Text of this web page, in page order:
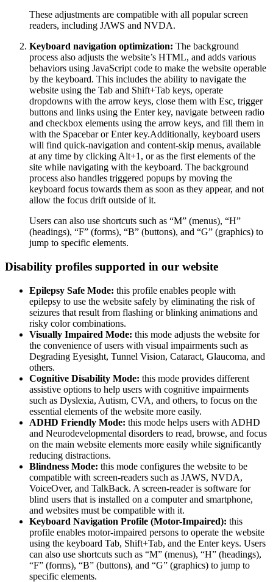
These adjustments are compatible with all popular screen
readers, including JAWS and NVDA.
Keyboard navigation optimization: The background
process also adjusts the website’s HTML, and adds various
behaviors using JavaScript code to make the website operable
by the keyboard. This includes the ability to navigate the
website using the Tab and Shift+Tab keys, operate
dropdowns with the arrow keys, close them with Esc, trigger
buttons and links using the Enter key, navigate between radio
and checkbox elements using the arrow keys, and fill them in
with the Spacebar or Enter key.Additionally, keyboard users
will find quick-navigation and content-skip menus, available
at any time by clicking Alt+1, or as the first elements of the
site while navigating with the keyboard. The background
process also handles triggered popups by moving the
keyboard focus towards them as soon as they appear, and not
allow the focus drift outside of it.
Users can also use shortcuts such as “M” (menus), “H”
(headings), “F” (forms), “B” (buttons), and “G” (graphics) to
jump to specific elements.
Disability profiles supported in our website
Epilepsy Safe Mode: this profile enables people with
epilepsy to use the website safely by eliminating the risk of
seizures that result from flashing or blinking animations and
risky color combinations.
Visually Impaired Mode: this mode adjusts the website for
the convenience of users with visual impairments such as
Degrading Eyesight, Tunnel Vision, Cataract, Glaucoma, and
others.
Cognitive Disability Mode: this mode provides different
assistive options to help users with cognitive impairments
such as Dyslexia, Autism, CVA, and others, to focus on the
essential elements of the website more easily.
ADHD Friendly Mode: this mode helps users with ADHD
and Neurodevelopmental disorders to read, browse, and focus
on the main website elements more easily while significantly
reducing distractions.
Blindness Mode: this mode configures the website to be
compatible with screen-readers such as JAWS, NVDA,
VoiceOver, and TalkBack. A screen-reader is software for
blind users that is installed on a computer and smartphone,
and websites must be compatible with it.
Keyboard Navigation Profile (Motor-Impaired): this
profile enables motor-impaired persons to operate the website
using the keyboard Tab, Shift+Tab, and the Enter keys. Users
can also use shortcuts such as “M” (menus), “H” (headings),
“F” (forms), “B” (buttons), and “G” (graphics) to jump to
specific elements.